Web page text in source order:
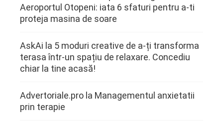
Aeroportul Otopeni: iata 6 sfaturi pentru a-ti
proteja masina de soare
AskAi la 5 moduri creative de a-ți transforma
terasa într-un spațiu de relaxare. Concediu
chiar la tine acasă!
Advertoriale.pro la Managementul anxietatii
prin terapie